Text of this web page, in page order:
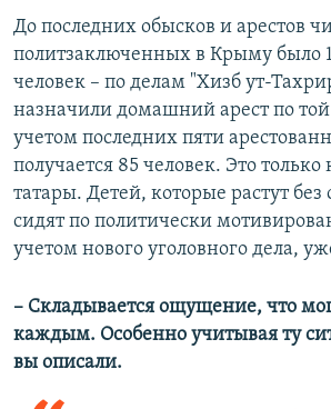
До последних обысков и арестов
политзаключенных в Крыму было
человек – по делам "Хизб ут-
назначили домашний арест по той
учетом последних пяти
получается 85 человек. Это
татары. Детей, которые растут без
сидят по политически
учетом нового уголовного дела,
– Складывается ощущение, что
каждым. Особенно учитывая ту
вы описали.